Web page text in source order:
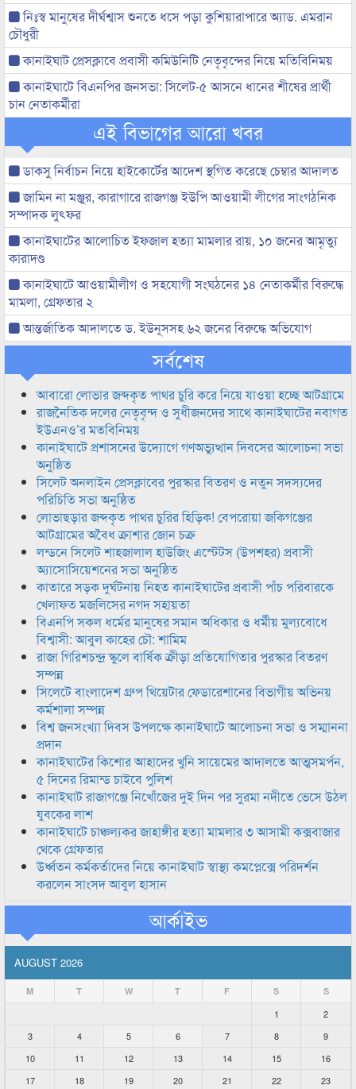
নিঃস্ব মানুষের দীর্ঘশ্বাস শুনতে ধসে পড়া কুশিয়ারাপারে অ্যাড. এমরান
চৌধুরী
কানাইঘাট প্রেসক্লাবে প্রবাসী কমিউনিটি নেতৃবৃন্দের নিয়ে মতিবিনিময়
কানাইঘাটে বিএনপির জনসভা: সিলেট-৫ আসনে ধানের শীষের প্রার্থী
চান নেতাকর্মীরা
এই বিভাগের আরো খবর
ডাকসু নির্বাচন নিয়ে হাইকোর্টের আদেশ স্থগিত করেছে চেম্বার আদালত
জামিন না মঞ্জুর, কারাগারে রাজগঞ্জ ইউপি আওয়ামী লীগের সাংগঠনিক
সম্পাদক লুৎফর
কানাইঘাটের আলোচিত ইফজাল হত্যা মামলার রায়, ১০ জনের আমৃত্যু
কারাদণ্ড
কানাইঘাটে আওয়ামীলীগ ও সহযোগী সংঘঠনের ১৪ নেতাকর্মীর বিরুদ্ধে
মামলা, গ্রেফতার ২
আন্তর্জাতিক আদালতে ড. ইউনূসসহ ৬২ জনের বিরুদ্ধে অভিযোগ
সর্বশেষ
আবারো লোভার জব্দকৃত পাথর চুরি করে নিয়ে যাওয়া হচ্ছে আটগ্রামে
রাজনৈতিক দলের নেতৃবৃন্দ ও সুধীজনদের সাথে কানাইঘাটের নবাগত
ইউএনও’র মতবিনিময়
কানাইঘাটে প্রশাসনের উদ্যোগে গণঅভ্যুত্থান দিবসের আলোচনা সভা
অনুষ্ঠিত
সিলেট অনলাইন প্রেসক্লাবের পুরস্কার বিতরণ ও নতুন সদস্যদের
পরিচিতি সভা অনুষ্ঠিত
লোভাছড়ার জব্দকৃত পাথর চুরির হিড়িক! বেপরোয়া জকিগঞ্জের
আটগ্রামের অবৈধ ক্রাশার জোন চক্র
লন্ডনে সিলেট শাহজালাল হাউজিং এস্টেটস (উপশহর) প্রবাসী
অ্যাসোসিয়েশনের সভা অনুষ্ঠিত
কাতারে সড়ক দুর্ঘটনায় নিহত কানাইঘাটের প্রবাসী পাঁচ পরিবারকে
খেলাফত মজলিসের নগদ সহায়তা
বিএনপি সকল ধর্মের মানুষের সমান অধিকার ও ধর্মীয় মুল্যবোধে
বিশ্বাসী: আবুল কাহের চৌ: শামিম
রাজা গিরিশচন্দ্র স্কুলে বার্ষিক ক্রীড়া প্রতিযোগিতার পুরস্কার বিতরণ
সম্পন্ন
সিলেটে বাংলাদেশ গ্রুপ থিয়েটার ফেডারেশানের বিভাগীয় অভিনয়
কর্মশালা সম্পন্ন
বিশ্ব জনসংখ্যা দিবস উপলক্ষে কানাইঘাটে আলোচনা সভা ও সম্মাননা
প্রদান
কানাইঘাটের কিশোর আহাদের খুনি সায়েমের আদালতে আত্মসমর্পন,
৫ দিনের রিমান্ড চাইবে পুলিশ
কানাইঘাট রাজাগঞ্জে নিখোঁজের দুই দিন পর সুরমা নদীতে ভেসে উঠল
যুবকের লাশ
কানাইঘাটে চাঞ্চল্যকর জাহাঙ্গীর হত্যা মামলার ৩ আসামী কক্সবাজার
থেকে গ্রেফতার
উর্ধ্বতন কর্মকর্তাদের নিয়ে কানাইঘাট স্বাস্থ্য কমপ্লেক্সে পরিদর্শন
করলেন সাংসদ আবুল হাসান
আর্কাইভ
AUGUST 2026
M T W T F S S
1
2
3
4 5 6 7 8
9
10
11 12 13 14 15
16
17
18 19 20 21 22 23